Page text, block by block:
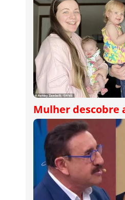
Mulher descobre